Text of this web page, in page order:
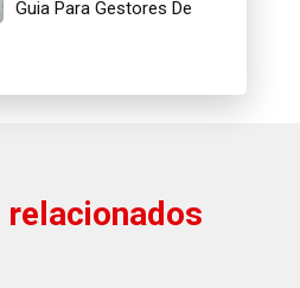
Guia Para Gestores De
relacionados